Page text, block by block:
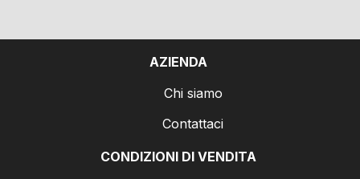
AZIENDA
Chi siamo
Contattaci
CONDIZIONI DI VENDITA